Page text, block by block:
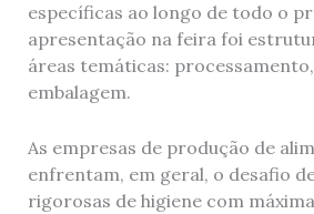
específicas ao longo de todo o
apresentação na feira foi
áreas temáticas:
embalagem.
As empresas de produção de
enfrentam, em geral, o desafio
rigorosas de higiene com